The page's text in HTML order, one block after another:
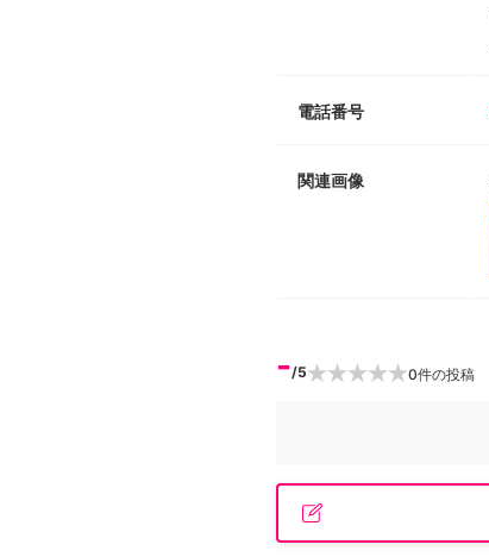
電話番号
関連画像
-/5 0件の投稿